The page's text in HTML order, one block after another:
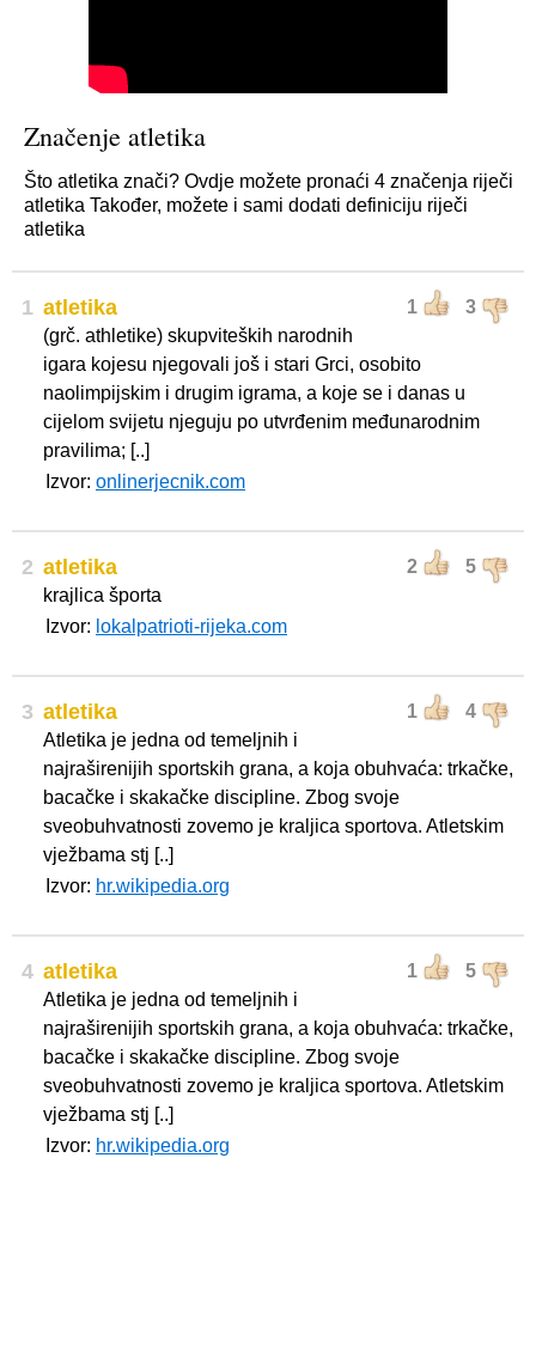
Značenje atletika
Što atletika znači? Ovdje možete pronaći 4 značenja riječi
atletika Također, možete i sami dodati definiciju riječi
atletika
1 1 3
atletika
(grč. athletike) skupviteških narodnih
igara kojesu njegovali još i stari Grci, osobito
naolimpijskim i drugim igrama, a koje se i danas u
cijelom svijetu njeguju po utvrđenim međunarodnim
pravilima; [..]
Izvor: onlinerjecnik.com
2 2 5
atletika
krajlica športa
Izvor: lokalpatrioti-rijeka.com
3 1 4
atletika
Atletika je jedna od temeljnih i
najraširenijih sportskih grana, a koja obuhvaća: trkačke,
bacačke i skakačke discipline. Zbog svoje
sveobuhvatnosti zovemo je kraljica sportova. Atletskim
vježbama stj [..]
Izvor: hr.wikipedia.org
4 1 5
atletika
Atletika je jedna od temeljnih i
najraširenijih sportskih grana, a koja obuhvaća: trkačke,
bacačke i skakačke discipline. Zbog svoje
sveobuhvatnosti zovemo je kraljica sportova. Atletskim
vježbama stj [..]
Izvor: hr.wikipedia.org